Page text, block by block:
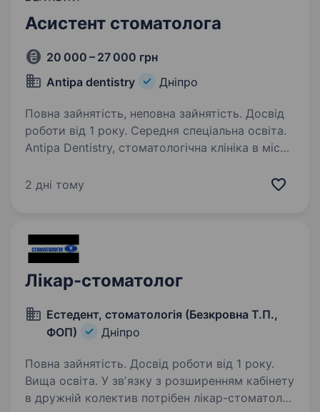
Асистент стоматолога
20 000 – 27 000 грн
Antipa dentistry
Дніпро
Повна зайнятість, неповна зайнятість. Досвід
роботи від 1 року. Середня спеціальна освіта.
Antipa Dentistry, стоматологічна клініка в місті
задачі: Підготовка клініки та організація
2 дні тому
Лікар-стоматолог
Естедент, стоматологія (Безкровна Т.П.,
ФОП)
Дніпро
Повна зайнятість. Досвід роботи від 1 року.
Вища освіта. У звʼязку з розширенням кабінету
в дружній колектив потрібен лікар-стоматолог